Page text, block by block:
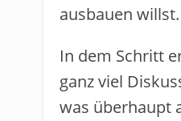
ausbauen
In dem Schritt
ganz viel
was überhaupt